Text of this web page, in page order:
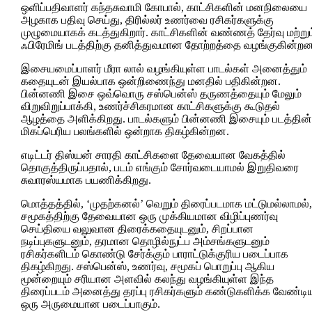
ஒளிப்பதிவாளர் கந்தசுவாமி கோபால், காட்சிகளின் மனநிலையை
அழகாக பதிவு செய்து, திரில்லர் உணர்வை ரசிகர்களுக்கு
முழுமையாகக் கடத்துகிறார். காட்சிகளின் வண்ணத் தேர்வு
ஃபிரேமிங் படத்திற்கு தனித்துவமான தோற்றத்தை
இசையமைப்பாளர் மீரா லால் வழங்கியுள்ள பாடல்கள் அனைத்தும்
கதையுடன் இயல்பாக ஒன்றிணைந்து மனதில் பதிகின்றன.
பின்னணி இசை ஒவ்வொரு சஸ்பென்ஸ் தருணத்தையும் மேலும்
விறுவிறுப்பாக்கி, உணர்ச்சிகரமான காட்சிகளுக்கு கூடுதல்
ஆழத்தை அளிக்கிறது. பாடல்களும் பின்னணி இசையும் படத்தின்
மிகப்பெரிய பலங்களில் ஒன்றாக திகழ்கின்றன.
எடிட்டர் திஸ்யன் சாரதி காட்சிகளை தேவையான வேகத்தில்
தொகுத்திருப்பதால், படம் எங்கும் சோர்வடையாமல் இறுதிவரை
சுவாரஸ்யமாக பயணிக்கிறது.
மொத்தத்தில், ‘முதற்கனல்’ வெறும் திரைப்படமாக மட்டுமல்லாமல்,
சமூகத்திற்கு தேவையான ஒரு முக்கியமான விழிப்புணர்வு
செய்தியை வலுவான திரைக்கதையுடனும், சிறப்பான
நடிப்புகளுடனும், தரமான தொழில்நுட்ப அம்சங்களுடனும்
ரசிகர்களிடம் கொண்டு சேர்க்கும் பாராட்டுக்குரிய படைப்பாக
திகழ்கிறது. சஸ்பென்ஸ், உணர்வு, சமூகப் பொறுப்பு ஆகிய
மூன்றையும் சரியான அளவில் கலந்து வழங்கியுள்ள இந்த
திரைப்படம் அனைத்து தரப்பு ரசிகர்களும் கண்டுகளிக்க
ஒரு அருமையான படைப்பாகும்.